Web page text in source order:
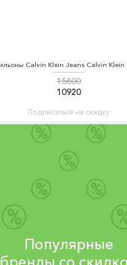
15600
10920
Подписаться на скидку
Популярные
бренды со